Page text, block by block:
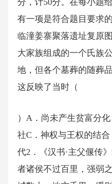
分，计50分。在每小题
有一项是符合题目要求
临潼姜寨聚落遗址复原
大家族组成的一个氏族
地，但各个墓葬的随葬
这反映了当时（
）A．尚未产生贫富分
社C．神权与王权的结
代2．《汉书·主父偃传
者诸侯不过百里，强弱